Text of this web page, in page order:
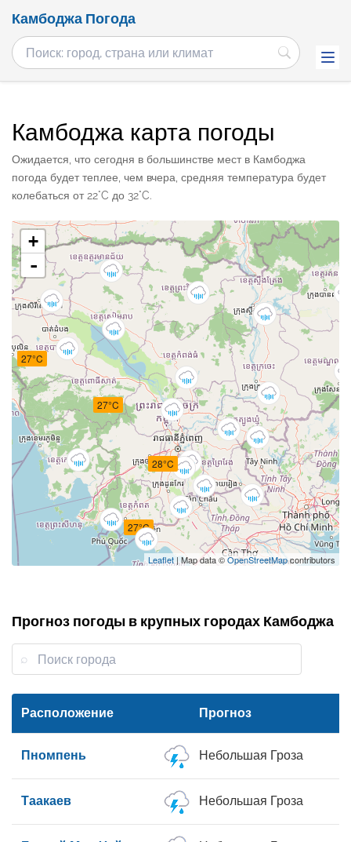
Камбоджа Погода
Камбоджа карта погоды
Ожидается, что сегодня в большинстве мест в Камбоджа
погода будет теплее, чем вчера, средняя температура будет
колебаться от 22°C до 32°C.
27°C
27°C
27°C
28°C
+
-
Leaflet | Map data ©OpenStreetMapcontributors
Прогноз погоды в крупных городах Камбоджа
Расположение Прогноз
Пномпень Небольшая Гроза
Таакаев Небольшая Гроза